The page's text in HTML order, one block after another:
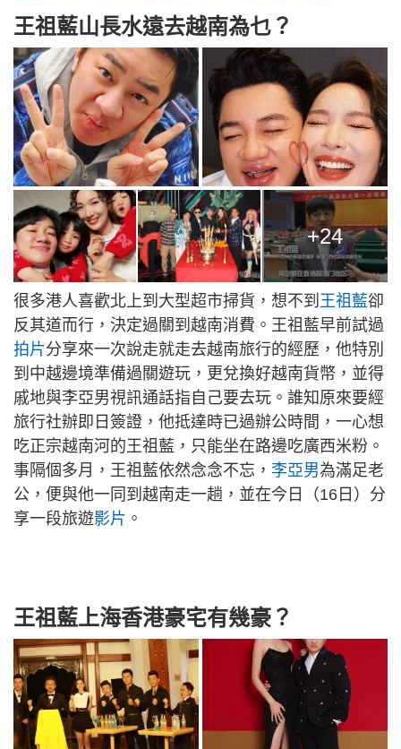
王祖藍山長水遠去越南為乜？
+24
很多港人喜歡北上到大型超市掃貨，想不到 王祖藍卻
反其道而行，決定過關到越南消費。王祖藍早前試過
拍片分享來一次說走就走去越南旅行的經歷，他特別
到中越邊境準備過關遊玩，更兌換好越南貨幣，並得
戚地與李亞男視訊通話指自己要去玩。誰知原來要經
旅行社辦即日簽證，他抵達時已過辦公時間，一心想
吃正宗越南河的王祖藍，只能坐在路邊吃廣西米粉。
事隔個多月，王祖藍依然念念不忘， 李亞男為滿足老
公，便與他一同到越南走一趟，並在今日（16日）分
享一段旅遊影片 。
王祖藍上海香港豪宅有幾豪？